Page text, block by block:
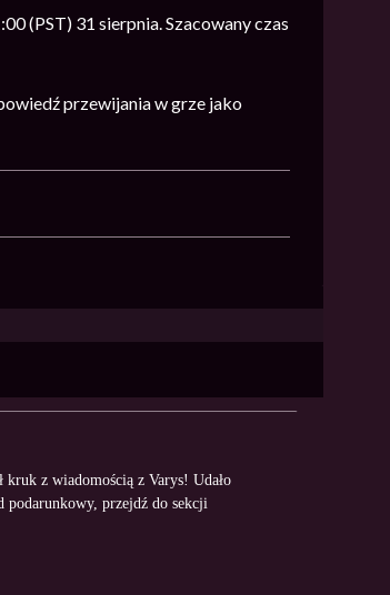
(PST) 31 sierpnia. Szacowany czas
przewijania w grze jako
z wiadomością z Varys! Udało
przejdź do sekcji